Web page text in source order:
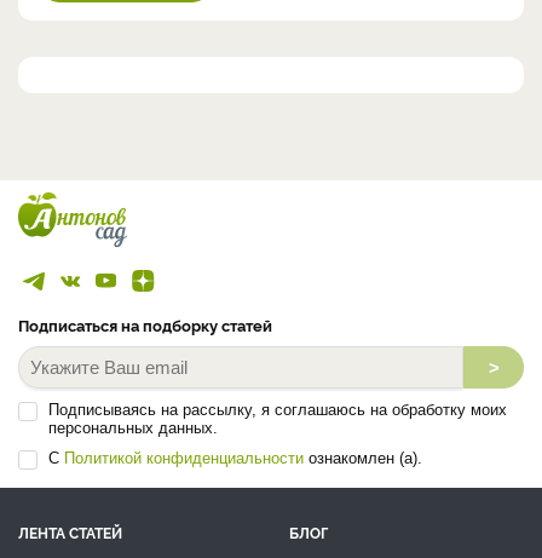
Подписаться на подборку статей
>
Подписываясь на рассылку, я соглашаюсь на обработку моих
персональных данных.
С Политикой конфиденциальности ознакомлен (а).
ЛЕНТА СТАТЕЙ
БЛОГ